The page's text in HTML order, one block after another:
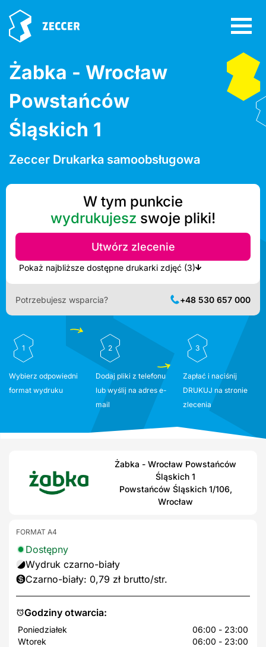
Żabka - Wrocław
Powstańców
Śląskich 1
Zeccer Drukarka samoobsługowa
W tym punkcie
wydrukujesz swoje pliki!
Utwórz zlecenie
Pokaż najbliższe dostępne drukarki zdjęć (3)
Potrzebujesz wsparcia? +48 530 657 000
1
Wybierz odpowiedni
format wydruku
2
Dodaj pliki z telefonu
lub wyślij na adres e-
mail
3
Zapłać i naciśnij
DRUKUJ na stronie
zlecenia
Żabka - Wrocław Powstańców
Śląskich 1
Powstańców Śląskich 1/106,
Wrocław
Godziny otwarcia:
Poniedziałek
06:00 - 23:00
Wtorek
06:00 - 23:00
FORMAT A4
Dostępny
Wydruk czarno-biały
Czarno-biały: 0,79 zł brutto/str.